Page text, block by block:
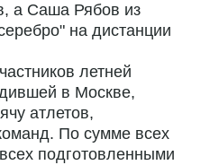
а Саша Рябов из
на дистанции
летней
в Москве,
атлетов,
По сумме всех
подготовленными